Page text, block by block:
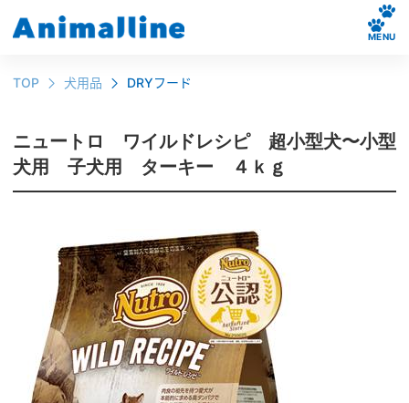
MENU
TOP 犬用品 DRYフード
ニュートロ ワイルドレシピ 超小型犬〜小型
犬用 子犬用 ターキー ４ｋｇ